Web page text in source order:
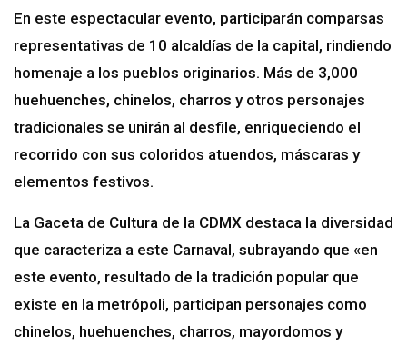
En este espectacular evento, participarán comparsas
representativas de 10 alcaldías de la capital, rindiendo
homenaje a los pueblos originarios. Más de 3,000
huehuenches, chinelos, charros y otros personajes
tradicionales se unirán al desfile, enriqueciendo el
recorrido con sus coloridos atuendos, máscaras y
elementos festivos.
La Gaceta de Cultura de la CDMX destaca la diversidad
que caracteriza a este Carnaval, subrayando que «en
este evento, resultado de la tradición popular que
existe en la metrópoli, participan personajes como
chinelos, huehuenches, charros, mayordomos y